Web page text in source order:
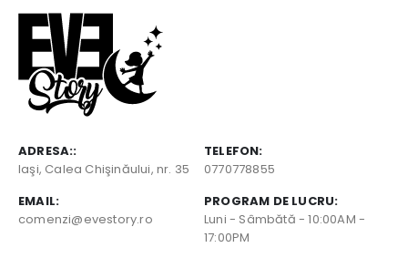
ADRESA::
Iaşi, Calea Chişinăului, nr. 35
TELEFON:
0770778855
EMAIL:
comenzi@evestory.ro
PROGRAM DE LUCRU:
Luni - Sâmbătă - 10:00AM -
17:00PM